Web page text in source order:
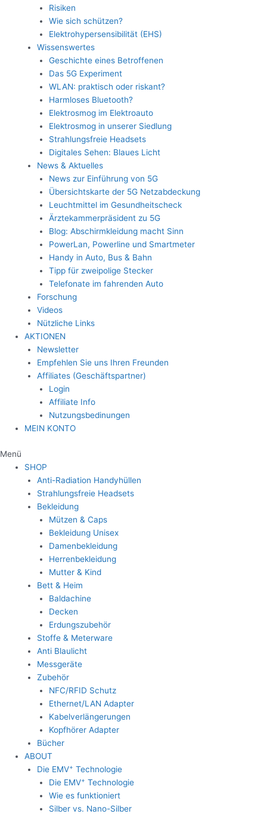
Risiken
Wie sich schützen?
Elektrohypersensibilität (EHS)
Wissenswertes
Geschichte eines Betroffenen
Das 5G Experiment
WLAN: praktisch oder riskant?
Harmloses Bluetooth?
Elektrosmog im Elektroauto
Elektrosmog in unserer Siedlung
Strahlungsfreie Headsets
Digitales Sehen: Blaues Licht
News & Aktuelles
News zur Einführung von 5G
Übersichtskarte der 5G Netzabdeckung
Leuchtmittel im Gesundheitscheck
Ärztekammerpräsident zu 5G
Blog: Abschirmkleidung macht Sinn
PowerLan, Powerline und Smartmeter
Handy in Auto, Bus & Bahn
Tipp für zweipolige Stecker
Telefonate im fahrenden Auto
Forschung
Videos
Nützliche Links
AKTIONEN
Newsletter
Empfehlen Sie uns Ihren Freunden
Affiliates (Geschäftspartner)
Login
Affiliate Info
Nutzungsbedinungen
MEIN KONTO
Menü
SHOP
Anti-Radiation Handyhüllen
Strahlungsfreie Headsets
Bekleidung
Mützen & Caps
Bekleidung Unisex
Damenbekleidung
Herrenbekleidung
Mutter & Kind
Bett & Heim
Baldachine
Decken
Erdungszubehör
Stoffe & Meterware
Anti Blaulicht
Messgeräte
Zubehör
NFC/RFID Schutz
Ethernet/LAN Adapter
Kabelverlängerungen
Kopfhörer Adapter
Bücher
ABOUT
Die EMV+ Technologie
Die EMV+ Technologie
Wie es funktioniert
Silber vs. Nano-Silber